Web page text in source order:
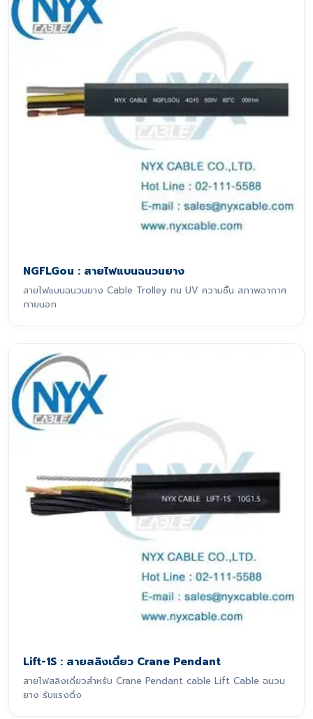
NGFLGou : สายไฟแบนฉนวนยาง
สายไฟแบนฉนวนยาง Cable Trolley ทน UV ความชื้น สภาพอากาศ
ภายนอก
Lift-1S : สายสลิงเดี่ยว Crane Pendant
สายไฟสลิงเดี่ยวสำหรับ Crane Pendant cable Lift Cable ฉนวน
ยาง รับแรงดึง